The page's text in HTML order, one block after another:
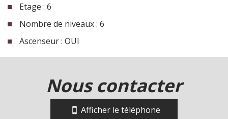
Etage : 6
Nombre de niveaux : 6
Ascenseur : OUI
la ville de villeurbanne (69100)
nous contacter
Afficher le téléphone